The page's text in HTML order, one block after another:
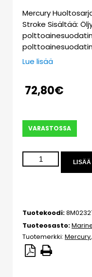
Mercury
Stroke Sisältää:
Lue lisää
72,80€
VARASTOSSA
Tuotekoodi:
Tuoteosasto:
Tuotemerkki: Mercury,